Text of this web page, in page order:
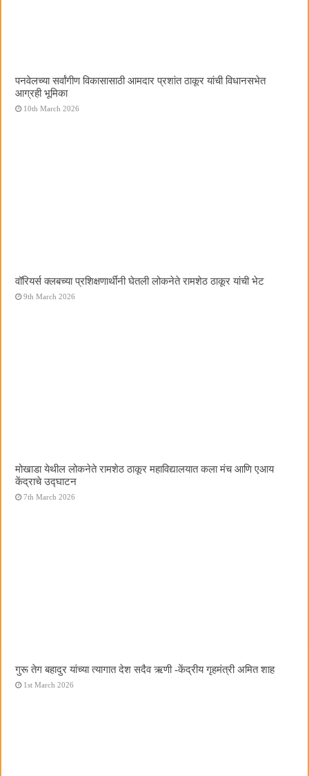
पनवेलच्या सर्वांगीण विकासासाठी आमदार प्रशांत ठाकूर यांची विधानसभेत
आग्रही भूमिका
10th March 2026
वॉरियर्स क्लबच्या प्रशिक्षणार्थींनी घेतली लोकनेते रामशेठ ठाकूर यांची भेट
9th March 2026
मोखाडा येथील लोकनेते रामशेठ ठाकूर महाविद्यालयात कला मंच आणि एआय
केंद्राचे उद्घाटन
7th March 2026
गुरू तेग बहादुर यांच्या त्यागात देश सदैव ऋणी -केंद्रीय गृहमंत्री अमित शाह
1st March 2026